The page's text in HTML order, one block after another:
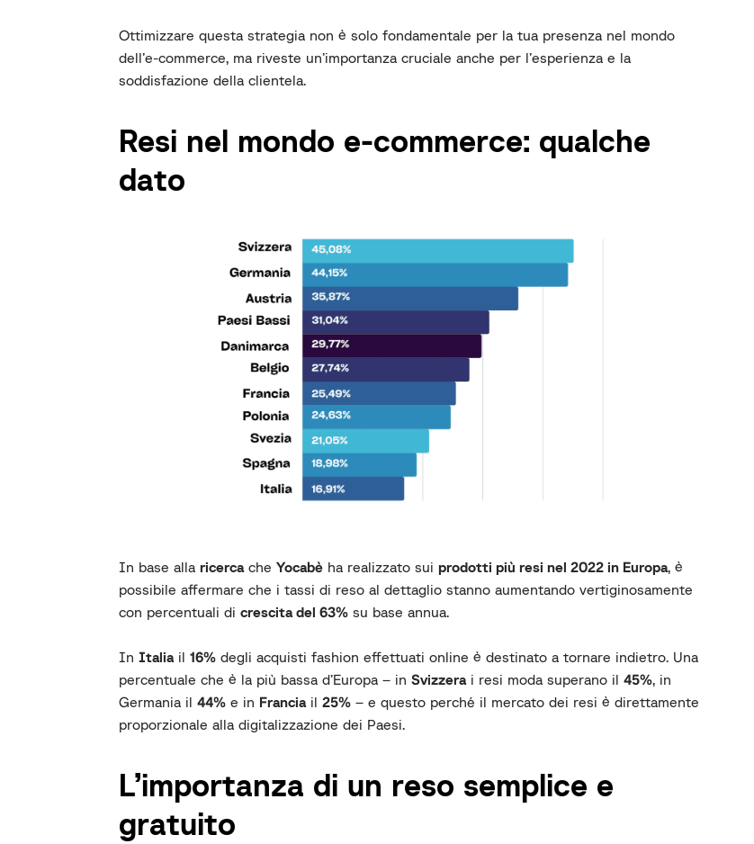
Ottimizzare questa strategia non è solo fondamentale per la tua presenza nel mondo
dell’e-commerce, ma riveste un’importanza cruciale anche per l’esperienza e la
soddisfazione della clientela.
Resi nel mondo e-commerce: qualche
dato
In base alla ricercache Yocabè ha realizzato sui prodotti più resi nel 2022 in Europa, è
possibile affermare che i tassi di reso al dettaglio stanno aumentando vertiginosamente
con percentuali di crescita del 63% su base annua.
In Italiail 16% degli acquisti fashion effettuati online è destinato a tornare indietro. Una
percentuale che è la più bassa d’Europa – in Svizzerai resi moda superano il 45%, in
Germania il 44% e in Franciail 25% – e questo perché il mercato dei resi è direttamente
proporzionale alla digitalizzazione dei Paesi.
L’importanza di un reso semplice e
gratuito